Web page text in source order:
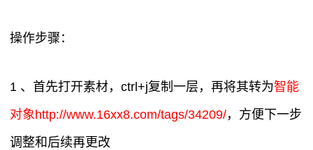
操作步骤：
1 、首先打开素材，ctrl+j复制一层，再将其转为智能
对象http://www.16xx8.com/tags/34209/，方便下一步
调整和后续再更改